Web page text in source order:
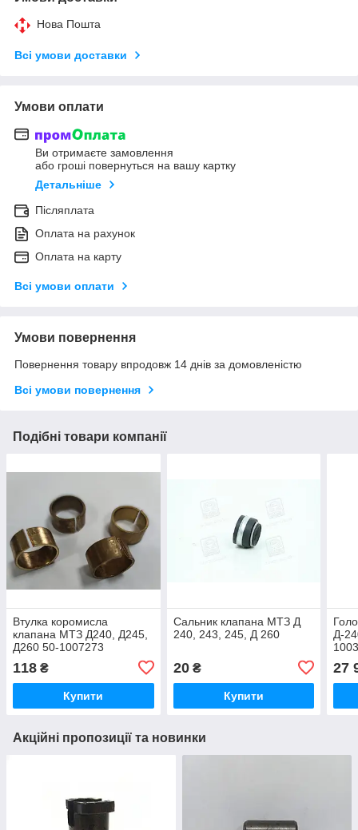
Нова Пошта
Всі умови доставки
Умови оплати
Ви отримаєте замовлення
або гроші повернуться на вашу картку
Детальніше
Післяплата
Оплата на рахунок
Оплата на карту
Всі умови оплати
Умови повернення
Повернення товару впродовж 14 днів за домовленістю
Всі умови повернення
Подібні товари компанії
Втулка коромисла
клапана МТЗ Д240, Д245,
Д260 50-1007273
118 ₴
Купити
Сальник клапана МТЗ Д
240, 243, 245, Д 260
20₴
Купити
Д-
27
Акційні пропозиції та новинки